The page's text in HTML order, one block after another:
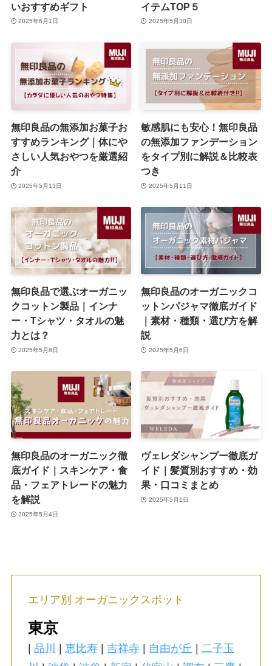
いおすすめギフト
2025年6月1日
イテムTOP５
2025年5月30日
無印良品の無添加お菓子お
すすめランキング｜体にや
さしい人気おやつを厳選紹
介
2025年5月13日
敏感肌にも安心！無印良品
の無添加ファンデーション
をタイプ別に解説＆比較表
つき
2025年5月11日
無印良品で選ぶオーガニッ
クコットン製品｜インナ
ー・Tシャツ・タオルの魅
力とは？
2025年5月8日
無印良品のオーガニックコ
ットンパジャマ徹底ガイド
｜素材・種類・選び方を解
説
2025年5月6日
無印良品のオーガニック徹
底ガイド｜スキンケア・食
品・フェアトレードの魅力
を解説
2025年5月4日
ヴェレダシャンプー徹底ガ
イド｜髪質別おすすめ・効
果・口コミまとめ
2025年5月1日
エリア別 オーガニックスポット
東京
品川 恵比寿| 吉祥寺| 自由が丘
二子玉